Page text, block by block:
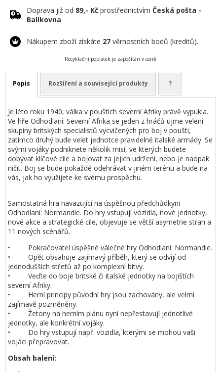
Doprava již od 89,- Kč prostřednictvím Česká pošta -
Balíkovna
Nákupem zboží získáte 27 věrnostních bodů (kreditů).
Recyklační poplatek je započítán v ceně
Popis Rozšíření a související produkty ?
Je léto roku 1940, válka v pouštích severní Afriky právě vypukla.
Ve hře Odhodlaní: Severní Afrika se jeden z hráčů ujme velení
skupiny britských specialistů vycvičených pro boj v poušti,
zatímco druhý bude velet jednotce pravidelné italské armády. Se
svými vojáky podniknete několik misí, ve kterých budete
dobývat klíčové cíle a bojovat za jejich udržení, nebo je naopak
ničit. Boj se bude pokaždé odehrávat v jiném terénu a bude na
vás, jak ho využijete ke svému prospěchu.
Samostatná hra navazující na úspěšnou předchůdkyni
Odhodlaní: Normandie. Do hry vstupují vozidla, nové jednotky,
nové akce a strategické cíle, objevuje se větší asymetrie stran a
11 nových scénářů.
• Pokračovatel úspěšné válečné hry Odhodlaní: Normandie.
• Opět obsahuje zajímavý příběh, který se odvíjí od
jednodušších střetů až po komplexní bitvy.
• Veďte do boje britské či italské jednotky na bojištích
severní Afriky.
• Herní principy původní hry jsou zachovány, ale velmi
zajímavě pozměněny.
• Žetony na herním plánu nyní nepřestavují jednotlivé
jednotky, ale konkrétní vojáky.
• Do hry vstupují např. vozidla, kterými se mohou vaši
vojáci přepravovat.
Obsah balení: